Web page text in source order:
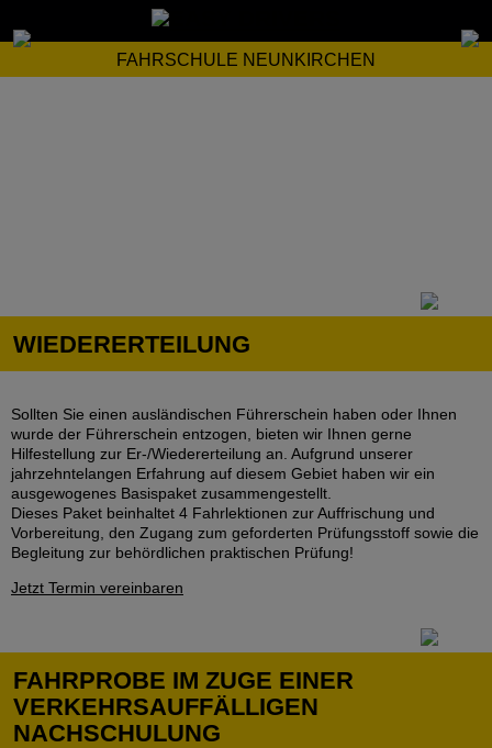
FAHRSCHULE NEUNKIRCHEN
WIEDERERTEILUNG
Sollten Sie einen ausländischen Führerschein haben oder Ihnen
wurde der Führerschein entzogen, bieten wir Ihnen gerne
Hilfestellung zur Er-/Wiedererteilung an. Aufgrund unserer
jahrzehntelangen Erfahrung auf diesem Gebiet haben wir ein
ausgewogenes Basispaket zusammengestellt.
Dieses Paket beinhaltet 4 Fahrlektionen zur Auffrischung und
Vorbereitung, den Zugang zum geforderten Prüfungsstoff sowie die
Begleitung zur behördlichen praktischen Prüfung!
Jetzt Termin vereinbaren
FAHRPROBE IM ZUGE EINER
VERKEHRSAUFFÄLLIGEN
NACHSCHULUNG